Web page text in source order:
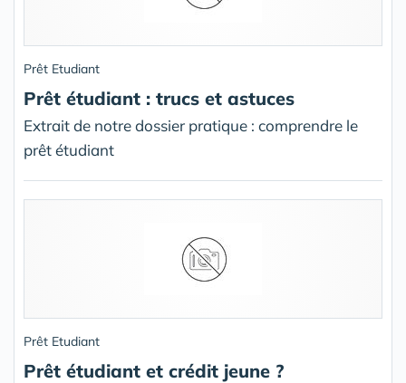
Prêt Etudiant
Prêt étudiant : trucs et astuces
Extrait de notre dossier pratique : comprendre le
prêt étudiant
Prêt Etudiant
Prêt étudiant et crédit jeune ?